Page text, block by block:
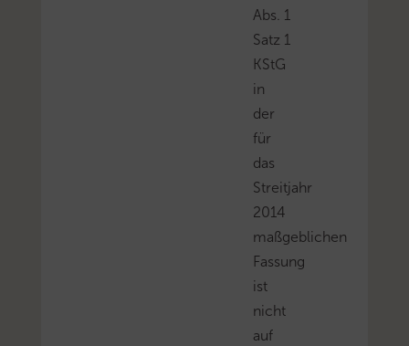
Abs. 1
Satz 1
KStG
in
der
für
das
Streitjahr
2014
maßgeblichen
Fassung
ist
nicht
auf